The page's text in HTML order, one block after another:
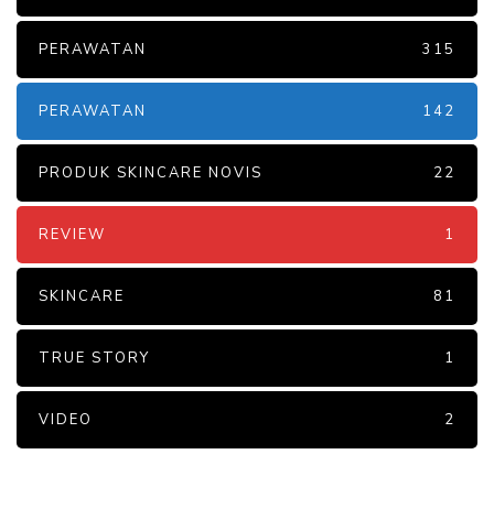
PERAWATAN 315
PERAWATAN 142
PRODUK SKINCARE NOVIS 22
REVIEW 1
SKINCARE 81
TRUE STORY 1
VIDEO 2